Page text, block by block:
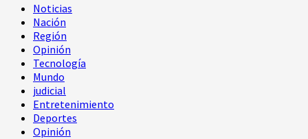
Menú
principal
Noticias
Nación
Región
Opinión
Tecnología
Mundo
judicial
Entretenimiento
Deportes
Opinión